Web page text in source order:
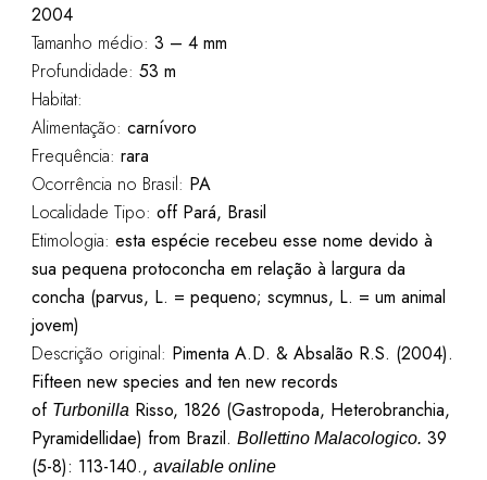
2004
Tamanho médio: 3 – 4 mm
Profundidade: 53 m
Habitat:
Alimentação: carnívoro
Frequência: rara
Ocorrência no Brasil: PA
Localidade Tipo: off Pará, Brasil
Etimologia: esta espécie recebeu esse nome devido à
sua pequena protoconcha em relação à largura da
concha (parvus, L. = pequeno; scymnus, L. = um animal
jovem)
Descrição original: Pimenta A.D. & Absalão R.S. (2004).
Fifteen new species and ten new records
of TurbonillaRisso, 1826 (Gastropoda, Heterobranchia,
Pyramidellidae) from Brazil. Bollettino Malacologico. 39
(5-8): 113-140., available online